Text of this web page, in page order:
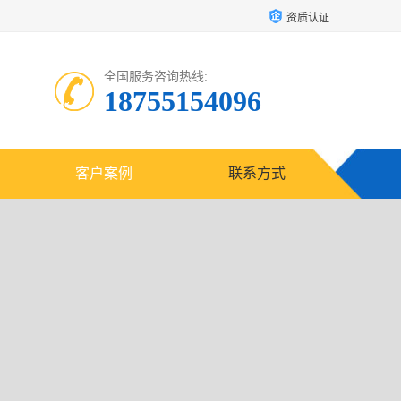
资质认证
全国服务咨询热线:
18755154096
客户案例 联系方式